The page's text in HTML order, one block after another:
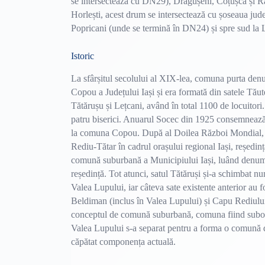
Horlești, acest drum se intersectează cu șoseaua
Popricani (unde se termină în DN24) și spre sud
Istoric
La sfârșitul secolului al XIX-lea, comuna purta
Copou a Județului Iași și era formată din satele
Tătărușu și Lețcani, având în total 1100 de
patru biserici. Anuarul Socec din 1925
la comuna Copou. După al Doilea Război
Rediu-Tătar în cadrul orașului regional Iași,
comună suburbană a Municipiului Iași, luând
reședință. Tot atunci, satul Tătăruși și-a schimbat
Valea Lupului, iar câteva sate existente anterior
Beldiman (inclus în Valea Lupului) și Capu
conceptul de comună suburbană, comuna fiind
Valea Lupului s-a separat pentru a forma o comună
căpătat componența actuală.